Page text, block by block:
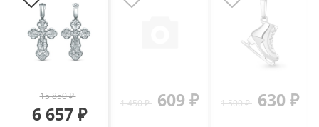
15 850 ₽
6 657 ₽ 1 450 ₽ 609 ₽ 1 500 ₽ 630 ₽